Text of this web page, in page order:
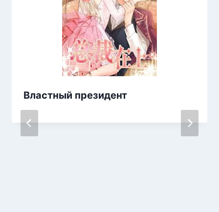
Властный президент